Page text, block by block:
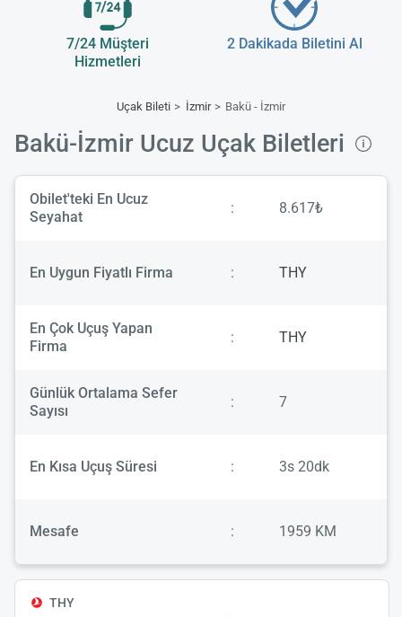
7/24 Müşteri
Hizmetleri
2 Dakikada Biletini Al
Uçak Bileti İzmir Bakü - İzmir
Bakü-İzmir Ucuz Uçak Biletleri
Obilet'teki En Ucuz
Seyahat
: 8.617₺
En Uygun Fiyatlı Firma : THY
En Çok Uçuş Yapan
Firma
: THY
Günlük Ortalama Sefer
Sayısı
: 7
En Kısa Uçuş Süresi : 3s 20dk
Mesafe : 1959 KM
THY